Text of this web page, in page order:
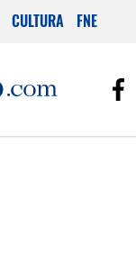
CULTURA FNE